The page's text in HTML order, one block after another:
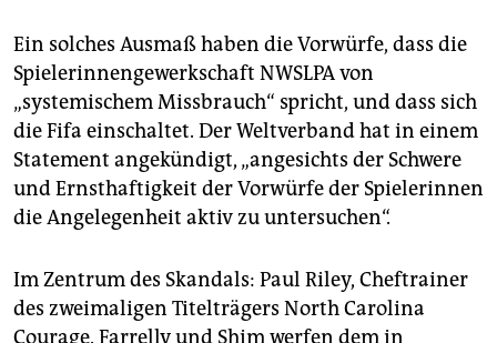
Ein solches Ausmaß haben die Vorwürfe, dass die
Spielerinnengewerkschaft NWSLPA von
„systemischem Missbrauch“ spricht, und dass sich
die Fifa einschaltet. Der Weltverband hat in einem
Statement angekündigt, „angesichts der Schwere
und Ernsthaftigkeit der Vorwürfe der Spielerinnen
die Angelegenheit aktiv zu untersuchen“.
Im Zentrum des Skandals: Paul Riley, Cheftrainer
des zweimaligen Titelträgers North Carolina
Courage. Farrelly und Shim werfen dem in